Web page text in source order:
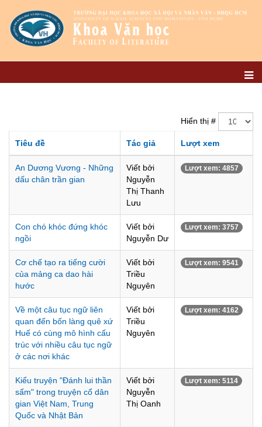
Hiển thị #
Tiêu đề Tác giả Lượt xem
An Dương Vương - Những
dấu chân trần gian
Viết bởi
Nguyễn
Thị Thanh
Lưu
Lượt xem: 4857
Con chó khóc đứng khóc
ngồi
Viết bởi
Nguyễn Dư
Lượt xem: 3757
Cơ chế tạo ra tiếng cười
của mảng ca dao hài
hước
Viết bởi
Triều
Nguyên
Lượt xem: 9541
Về một câu tục ngữ liên
quan đến bốn làng quê xứ
Huế có cùng mô hình cấu
trúc với nhiều câu tục ngữ
ở các nơi khác
Viết bởi
Triều
Nguyên
Lượt xem: 4162
Kiểu truyện "Đánh lui thần
sấm" trong truyện cổ dân
gian Việt Nam, Trung
Quốc và Nhật Bản
Viết bởi
Nguyễn
Thị Oanh
Lượt xem: 5114